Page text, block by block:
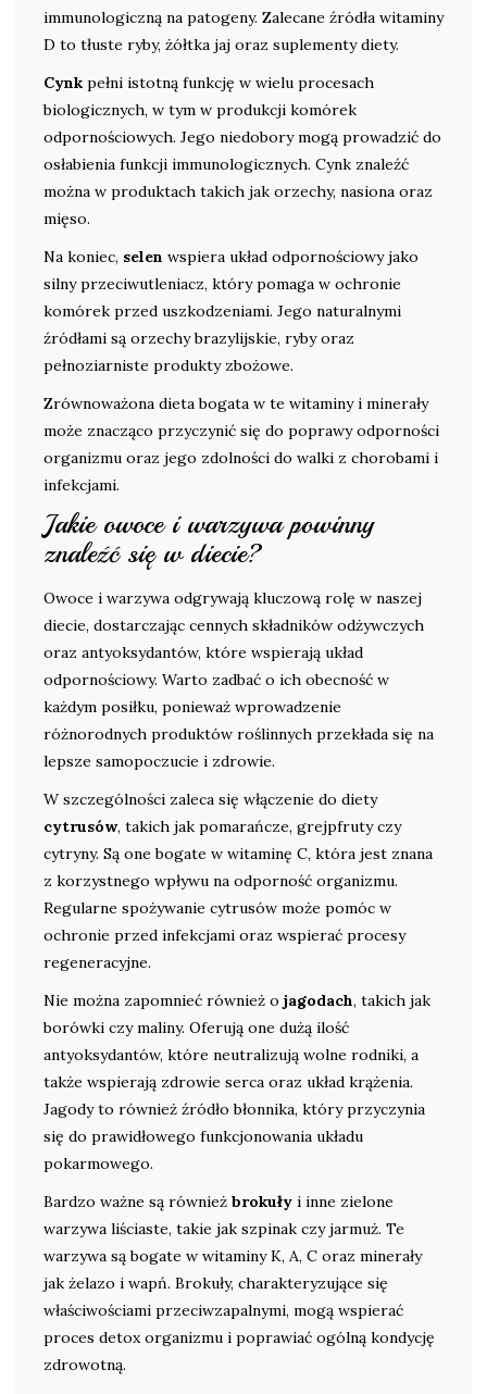
immunologiczną na patogeny. Zalecane źródła witaminy
D to tłuste ryby, żółtka jaj oraz suplementy diety.
Cynk pełni istotną funkcję w wielu procesach
biologicznych, w tym w produkcji komórek
odpornościowych. Jego niedobory mogą prowadzić do
osłabienia funkcji immunologicznych. Cynk znaleźć
można w produktach takich jak orzechy, nasiona oraz
mięso.
Na koniec, selen wspiera układ odpornościowy jako
silny przeciwutleniacz, który pomaga w ochronie
komórek przed uszkodzeniami. Jego naturalnymi
źródłami są orzechy brazylijskie, ryby oraz
pełnoziarniste produkty zbożowe.
Zrównoważona dieta bogata w te witaminy i minerały
może znacząco przyczynić się do poprawy odporności
organizmu oraz jego zdolności do walki z chorobami i
infekcjami.
Jakie owoce i warzywa powinny
znaleźć się w diecie?
Owoce i warzywa odgrywają kluczową rolę w naszej
diecie, dostarczając cennych składników odżywczych
oraz antyoksydantów, które wspierają układ
odpornościowy. Warto zadbać o ich obecność w
każdym posiłku, ponieważ wprowadzenie
różnorodnych produktów roślinnych przekłada się na
lepsze samopoczucie i zdrowie.
W szczególności zaleca się włączenie do diety
cytrusów, takich jak pomarańcze, grejpfruty czy
cytryny. Są one bogate w witaminę C, która jest znana
z korzystnego wpływu na odporność organizmu.
Regularne spożywanie cytrusów może pomóc w
ochronie przed infekcjami oraz wspierać procesy
regeneracyjne.
Nie można zapomnieć również o jagodach, takich jak
borówki czy maliny. Oferują one dużą ilość
antyoksydantów, które neutralizują wolne rodniki, a
także wspierają zdrowie serca oraz układ krążenia.
Jagody to również źródło błonnika, który przyczynia
się do prawidłowego funkcjonowania układu
pokarmowego.
Bardzo ważne są również brokuły i inne zielone
warzywa liściaste, takie jak szpinak czy jarmuż. Te
warzywa są bogate w witaminy K, A, C oraz minerały
jak żelazo i wapń. Brokuły, charakteryzujące się
właściwościami przeciwzapalnymi, mogą wspierać
proces detox organizmu i poprawiać ogólną kondycję
zdrowotną.